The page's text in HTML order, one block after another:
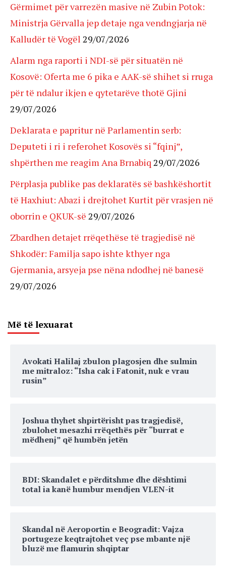
Gërmimet për varrezën masive në Zubin Potok:
Ministrja Gërvalla jep detaje nga vendngjarja në
Kalludër të Vogël 29/07/2026
Alarm nga raporti i NDI-së për situatën në
Kosovë: Oferta me 6 pika e AAK-së shihet si rruga
për të ndalur ikjen e qytetarëve thotë Gjini
29/07/2026
Deklarata e papritur në Parlamentin serb:
Deputeti i ri i referohet Kosovës si “fqinj”,
shpërthen me reagim Ana Brnabiq 29/07/2026
Përplasja publike pas deklaratës së bashkëshortit
të Haxhiut: Abazi i drejtohet Kurtit për vrasjen në
oborrin e QKUK-së 29/07/2026
Zbardhen detajet rrëqethëse të tragjedisë në
Shkodër: Familja sapo ishte kthyer nga
Gjermania, arsyeja pse nëna ndodhej në banesë
29/07/2026
Më të lexuarat
Avokati Halilaj zbulon plagosjen dhe sulmin
me mitraloz: “Isha cak i Fatonit, nuk e vrau
rusin”
Joshua thyhet shpirtërisht pas tragjedisë,
zbulohet mesazhi rrëqethës për “burrat e
mëdhenj” që humbën jetën
BDI: Skandalet e përditshme dhe dështimi
total ia kanë humbur mendjen VLEN-it
Skandal në Aeroportin e Beogradit: Vajza
portugeze keqtrajtohet veç pse mbante një
bluzë me flamurin shqiptar